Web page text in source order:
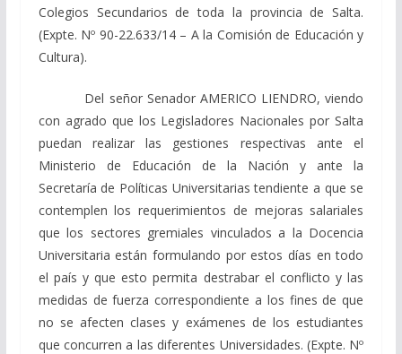
Colegios Secundarios de toda la provincia de Salta.
(Expte. Nº 90-22.633/14 – A la Comisión de Educación y
Cultura).
Del señor Senador AMERICO LIENDRO, viendo
con agrado que los Legisladores Nacionales por Salta
puedan realizar las gestiones respectivas ante el
Ministerio de Educación de la Nación y ante la
Secretaría de Políticas Universitarias tendiente a que se
contemplen los requerimientos de mejoras salariales
que los sectores gremiales vinculados a la Docencia
Universitaria están formulando por estos días en todo
el país y que esto permita destrabar el conflicto y las
medidas de fuerza correspondiente a los fines de que
no se afecten clases y exámenes de los estudiantes
que concurren a las diferentes Universidades. (Expte. Nº